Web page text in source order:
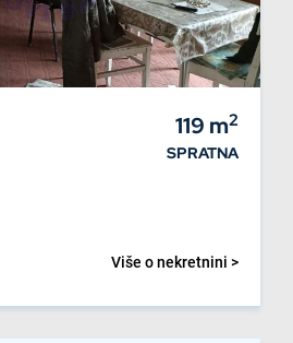
119 m2
SPRATNA
Više o nekretnini >